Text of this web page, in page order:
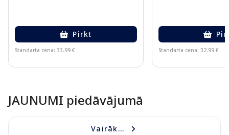
Pirkt
Standarta cena: 33.99 € Standarta cena: 32.99 €
JAUNUMI piedāvājumā
Vairāk...